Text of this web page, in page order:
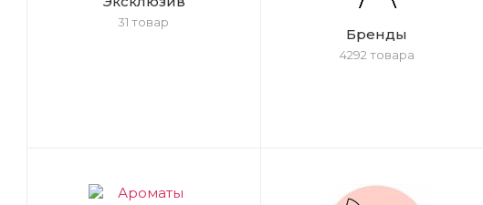
31 товар
Бренды
4292 товара